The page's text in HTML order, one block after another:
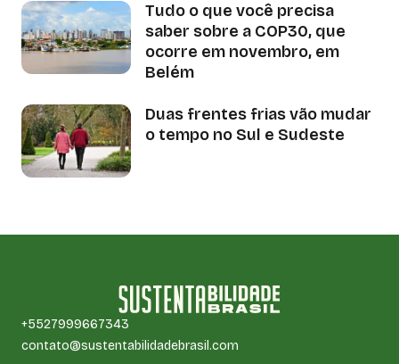
Tudo o que você precisa
saber sobre a COP30, que
ocorre em novembro, em
Belém
Duas frentes frias vão mudar
o tempo no Sul e Sudeste
+5527999667343
contato@sustentabilidadebrasil.com